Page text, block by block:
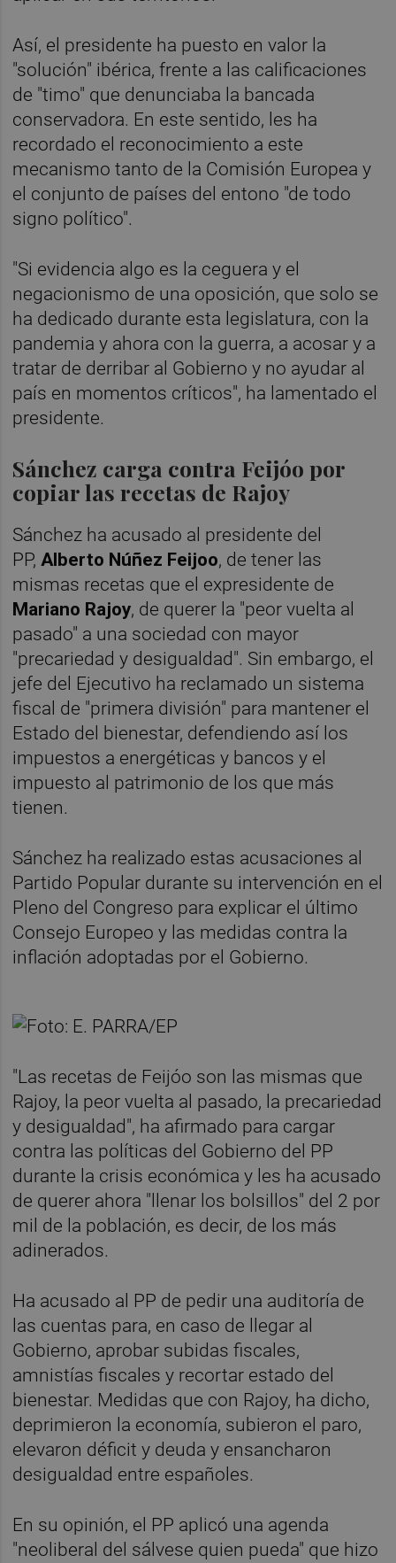
Así, el presidente ha puesto en valor la
"solución" ibérica, frente a las calificaciones
de "timo" que denunciaba la bancada
conservadora. En este sentido, les ha
recordado el reconocimiento a este
mecanismo tanto de la Comisión Europea y
el conjunto de países del entono "de todo
signo político".
"Si evidencia algo es la ceguera y el
negacionismo de una oposición, que solo se
ha dedicado durante esta legislatura, con la
pandemia y ahora con la guerra, a acosar y a
tratar de derribar al Gobierno y no ayudar al
país en momentos críticos", ha lamentado el
presidente.
Sánchez carga contra Feijóo por
copiar las recetas de Rajoy
Sánchez ha acusado al presidente del
PP, Alberto Núñez Feijoo, de tener las
mismas recetas que el expresidente de
Mariano Rajoy, de querer la "peor vuelta al
pasado" a una sociedad con mayor
"precariedad y desigualdad". Sin embargo, el
jefe del Ejecutivo ha reclamado un sistema
fiscal de "primera división" para mantener el
Estado del bienestar, defendiendo así los
impuestos a energéticas y bancos y el
impuesto al patrimonio de los que más
tienen.
Sánchez ha realizado estas acusaciones al
Partido Popular durante su intervención en el
Pleno del Congreso para explicar el último
Consejo Europeo y las medidas contra la
inflación adoptadas por el Gobierno.
"Las recetas de Feijóo son las mismas que
Rajoy, la peor vuelta al pasado, la precariedad
y desigualdad", ha afirmado para cargar
contra las políticas del Gobierno del PP
durante la crisis económica y les ha acusado
de querer ahora "llenar los bolsillos" del 2 por
mil de la población, es decir, de los más
adinerados.
Ha acusado al PP de pedir una auditoría de
las cuentas para, en caso de llegar al
Gobierno, aprobar subidas fiscales,
amnistías fiscales y recortar estado del
bienestar. Medidas que con Rajoy, ha dicho,
deprimieron la economía, subieron el paro,
elevaron déficit y deuda y ensancharon
desigualdad entre españoles.
En su opinión, el PP aplicó una agenda
"neoliberal del sálvese quien pueda" que hizo